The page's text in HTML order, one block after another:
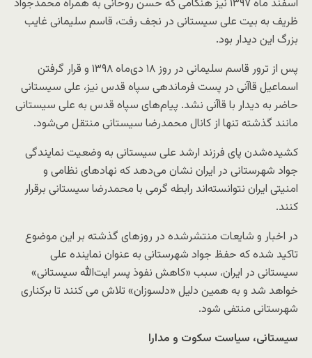
اسفند ماه ۱۳۹۷ نیز هنگامی که حسن روحانی به همراه محمدجواد
ظریف به بیت علی سیستانی در نجف رفت، قاسم سلیمانی غایب
بزرگ این دیدار بود.
پس از ترور قاسم سلیمانی در روز ۱۸ دی‌ماه ۱۳۹۸ و قرار گرفتن
اسماعیل قاآنی در پست فرماندهی سپاه قدس نیز، علی سیستانی
حاضر به دیدار با قاآنی نشد. پیام‌های سپاه قدس به علی سیستانی
مانند گذشته تنها از کانال محمدرضا سیستانی منتقل می‌شود.
کشیده‌شدن پای فرزند ارشد علی سیستانی به وضعیت نمایندگی
جواد شهرستانی در ایران نشان می‌دهد که نهادهای نظامی و
امنیتی ایران نتوانسته‌اند رابطه گرمی با محمدرضا سیستانی برقرار
کنند.
در اخبار و شایعات منتشر‌شده در روزهای گذشته بر این موضوع
تاکید شده که حفظ جواد شهرستانی به عنوان نماینده علی
سیستانی در ایران، سبب «کاهش نفوذ پسر ایت‌الله سیستانی»
خواهد شد و به همین دلیل «دلسوزان» تلاش می کنند تا برکناری
شهرستانی منتفی شود.
سیستانی، سیاست سکوت و مدارا